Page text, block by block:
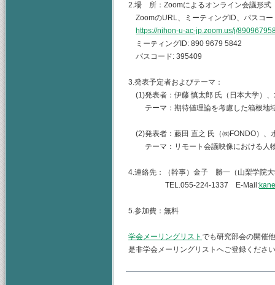
2.場 所：Zoomによるオンライン会議形式
ZoomのURL、ミーティングID、パスコー
https://nihon-u-ac-jp.zoom.us/j/
ミーティングID: 890 9679 5842
パスコード: 395409
3.発表予定者およびテーマ：
(1)発表者：伊藤 慎太郎 氏（日本大学）
テーマ：期待値理論を考慮した箱根地
(2)発表者：藤田 直之 氏（㈱FONDO）、
テーマ：リモート会議映像における人
4.連絡先：（幹事）金子 勝一（山梨学院
TEL.055-224-1337 E-Mail:
5.参加費：無料
学会メーリングリスト でも研究部会の開催
是非学会メーリングリストへご登録くださ